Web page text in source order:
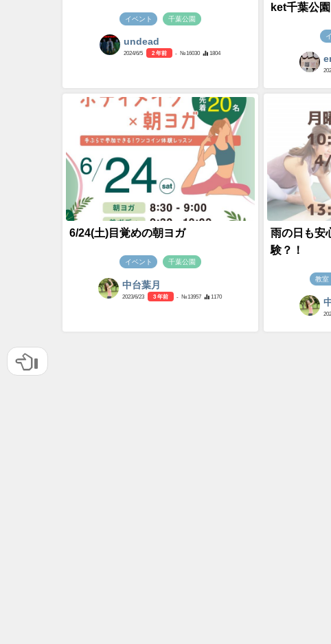
イベント 千葉公園
undead
2024/6/5 2 年前 - №16030 1804
ket千葉公園
6/24(土)目覚めの朝ヨガ
イベント 千葉公園
中台葉月
2023/6/23 3 年前 - №13957 1170
雨の日も安
験？！
教室